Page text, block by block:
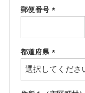
郵便番号
須)
都道府県
(必
須)